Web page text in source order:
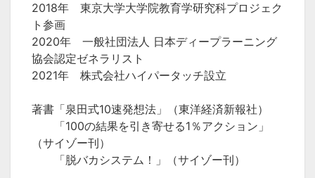
2018年 東京大学大学院教育学研究科プロジェク
ト参画
2020年 一般社団法人 日本ディープラーニング
協会認定ゼネラリスト
2021年 株式会社ハイパータッチ設立
著書「泉田式10速発想法」（東洋経済新報社）
「100の結果を引き寄せる1％アクション」
（サイゾー刊）
「脱バカシステム！」（サイゾー刊）